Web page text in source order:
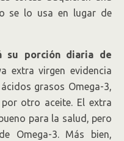
se lo usa en lugar de
su porción diaria de
extra virgen evidencia
grasos Omega-3,
otro aceite. El extra
para la salud, pero
Omega-3. Más bien,